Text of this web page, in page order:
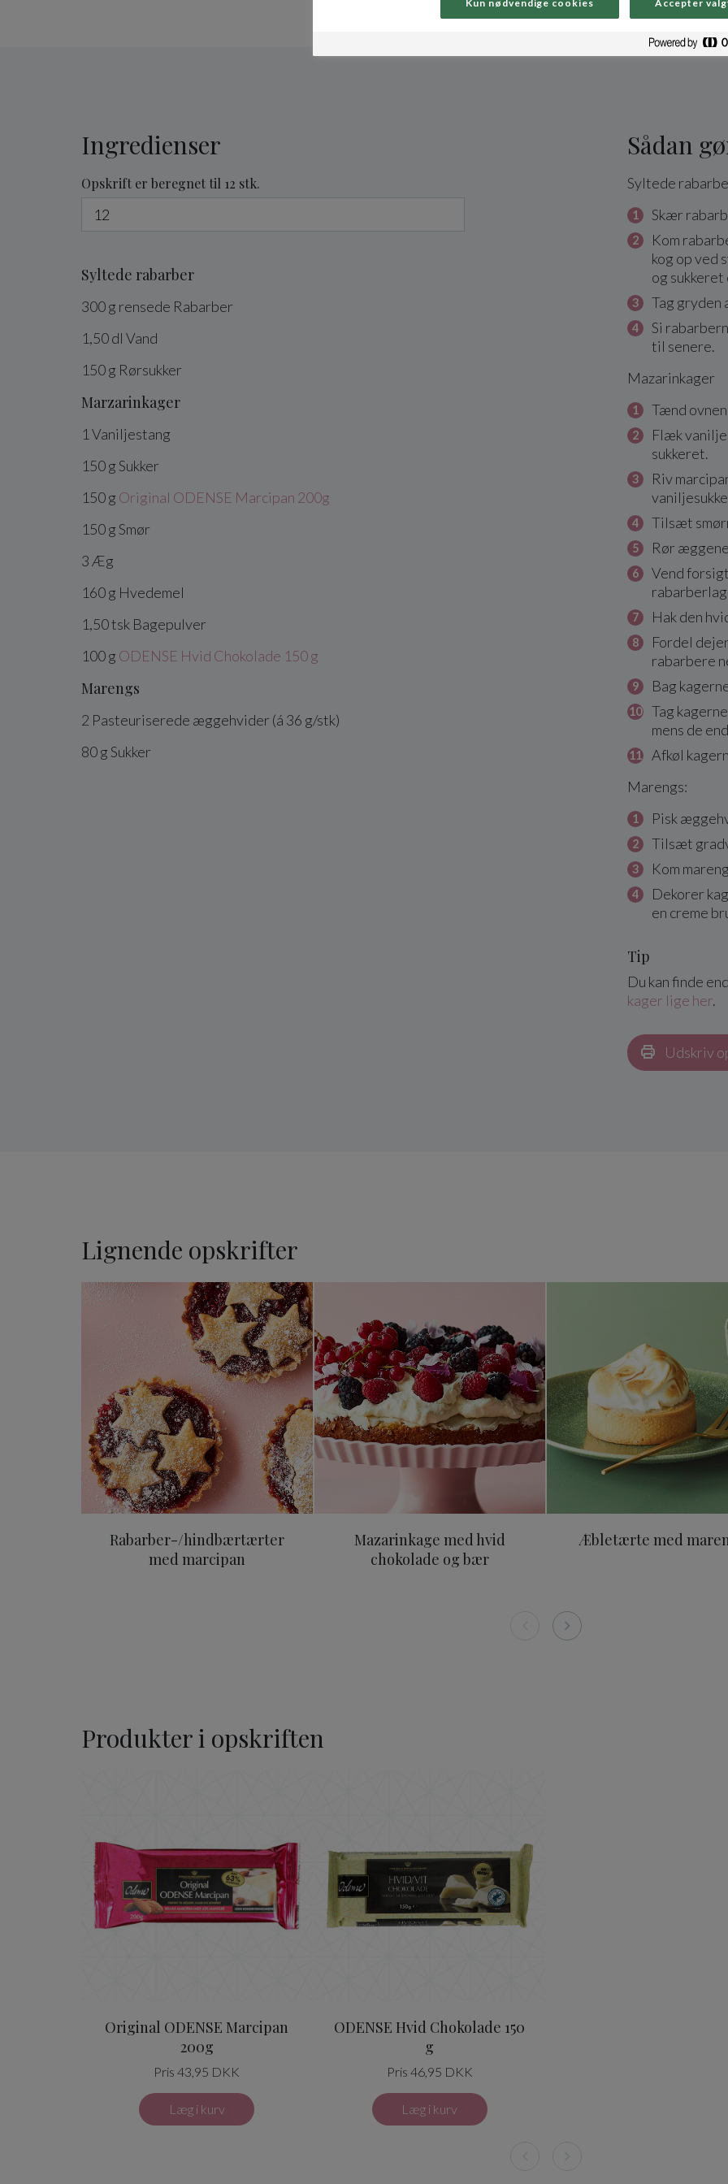
Ingredienser
Opskrift er beregnet til 12 stk.
Syltede rabarber
300g rensede Rabarber
1,50dl Vand
150g Rørsukker
Marzarinkager
1 Vaniljestang
150gSukker
150g Original ODENSE Marcipan 200g
150gSmør
3Æg
160g Hvedemel
1,50tsk Bagepulver
100g ODENSE Hvid Chokolade 150 g
Marengs
2 Pasteuriserede æggehvider (á 36 g/stk)
80gSukker
Sådan
Syltede
Skær
Kom
kog op ved
og
Tag gryden
Si
til senere.
Mazarinkager
Tænd
Flæk
sukkeret.
Riv
Tilsæt
Rør
Vend
Hak den
Fordel
rabarbere
Bag
Tag
mens de
Afkøl
Marengs:
Pisk
Tilsæt
Kom
Dekorer
en creme
Tip
Du kan finde
kager lige her.
Udskriv
Lignende opskrifter
Rabarber-/hindbærtærter
med marcipan
Rabarber-/hindbærtærter med marcipan
Mazarinkage med hvid
chokolade og bær
Æbletærte med
Produkter i opskriften
Original ODENSE Marcipan
200g
Pris 43,95 DKK
Læg i kurv
ODENSE Hvid Chokolade 150
g
Pris 46,95 DKK
Læg i kurv
Kun nødvendige cookies Accepter